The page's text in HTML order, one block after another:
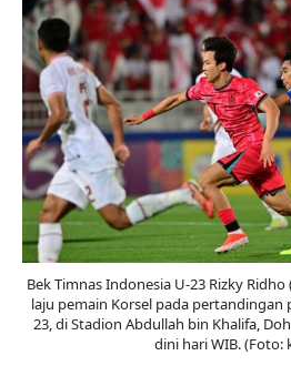
Bek Timnas Indonesia U-23 Rizky
laju pemain Korsel pada pertandingan
23, di Stadion Abdullah bin Khalifa,
dini hari WIB. (Foto: